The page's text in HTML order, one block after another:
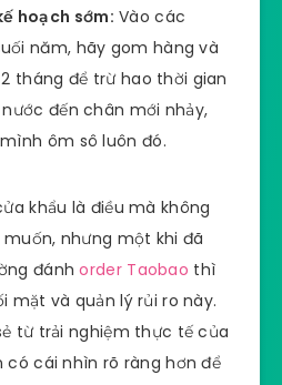
hoạch sớm: Vào các
năm, hãy gom hàng và
tháng để trừ hao thời gian
đến chân mới nhảy,
ôm sô luôn đó.
khẩu là điều mà không
nhưng một khi đã
đánhorder Taobao thì
mặt và quản lý rủi ro này.
từ trải nghiệm thực tế của
có cái nhìn rõ ràng hơn để